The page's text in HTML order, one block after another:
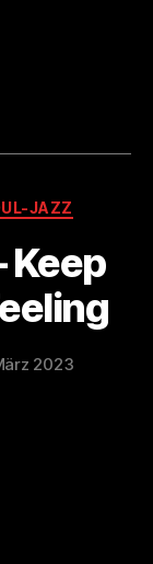
JAZZ
Keep
2023